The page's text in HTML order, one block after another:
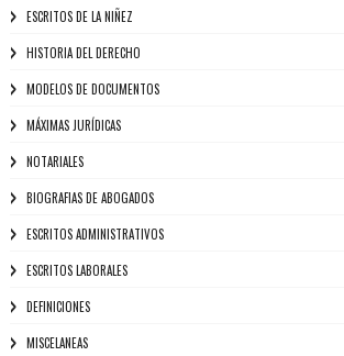
ESCRITOS DE LA NIÑEZ
HISTORIA DEL DERECHO
MODELOS DE DOCUMENTOS
MÁXIMAS JURÍDICAS
NOTARIALES
BIOGRAFIAS DE ABOGADOS
ESCRITOS ADMINISTRATIVOS
ESCRITOS LABORALES
DEFINICIONES
MISCELANEAS